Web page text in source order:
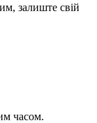
залиште свій
часом.